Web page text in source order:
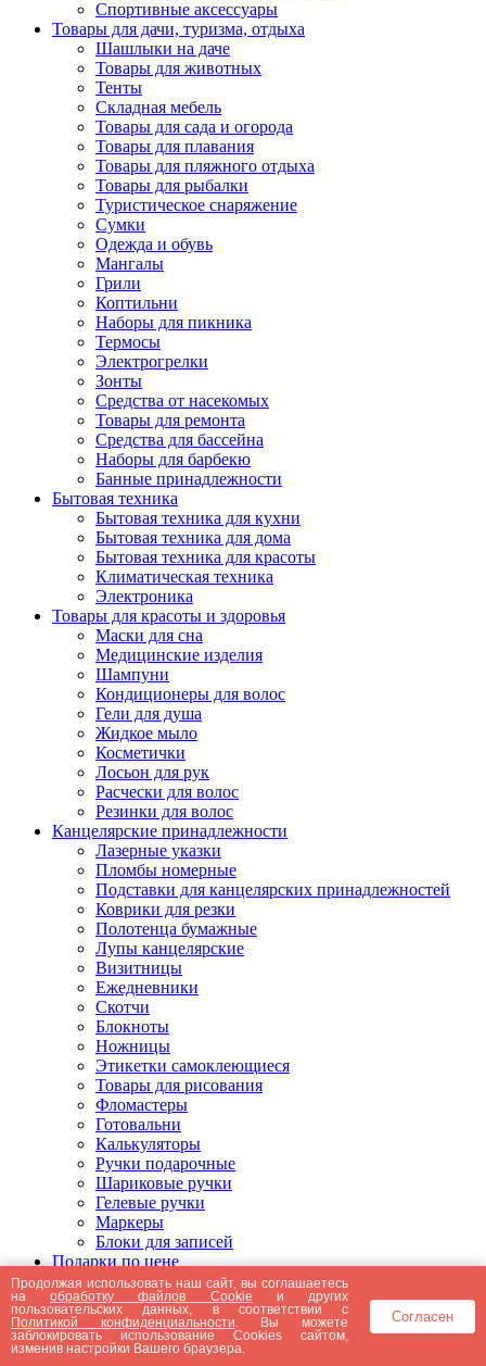
Спортивные аксессуары
Товары для дачи, туризма, отдыха
Шашлыки на даче
Товары для животных
Тенты
Складная мебель
Товары для сада и огорода
Товары для плавания
Товары для пляжного отдыха
Товары для рыбалки
Туристическое снаряжение
Сумки
Одежда и обувь
Мангалы
Грили
Коптильни
Наборы для пикника
Термосы
Электрогрелки
Зонты
Средства от насекомых
Товары для ремонта
Средства для бассейна
Наборы для барбекю
Банные принадлежности
Бытовая техника
Бытовая техника для кухни
Бытовая техника для дома
Бытовая техника для красоты
Климатическая техника
Электроника
Товары для красоты и здоровья
Маски для сна
Медицинские изделия
Шампуни
Кондиционеры для волос
Гели для душа
Жидкое мыло
Косметички
Лосьон для рук
Расчески для волос
Резинки для волос
Канцелярские принадлежности
Лазерные указки
Пломбы номерные
Подставки для канцелярских принадлежностей
Коврики для резки
Полотенца бумажные
Лупы канцелярские
Визитницы
Ежедневники
Скотчи
Блокноты
Ножницы
Этикетки самоклеющиеся
Товары для рисования
Фломастеры
Готовальни
Калькуляторы
Ручки подарочные
Шариковые ручки
Гелевые ручки
Маркеры
Блоки для записей
Подарки по цене
Подарки от 5000 рублей
Подарки до 5000 рублей
Подарки до 3000 рублей
Подарки до 2000 рублей
Подарки до 1000 рублей
Продолжая использовать наш сайт, вы соглашаетесь
наобработку файлов Cookie и других
пользовательских данных, в соответствии с
Политикой конфиденциальности . Вы можете
заблокировать использование Cookies сайтом,
изменив настройки Вашего браузера.
Согласен